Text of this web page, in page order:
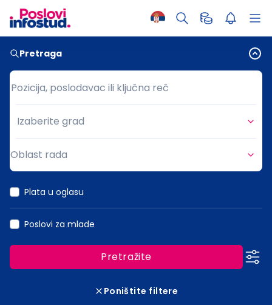
Pretraga
Pozicija, poslodavac ili ključna reč
Pozicija, poslodavac ili ključna reč
Grad
Izaberite grad
Oblast rada
Plata u oglasu
Poslovi za mlade
Pretražite
Poništite filtere